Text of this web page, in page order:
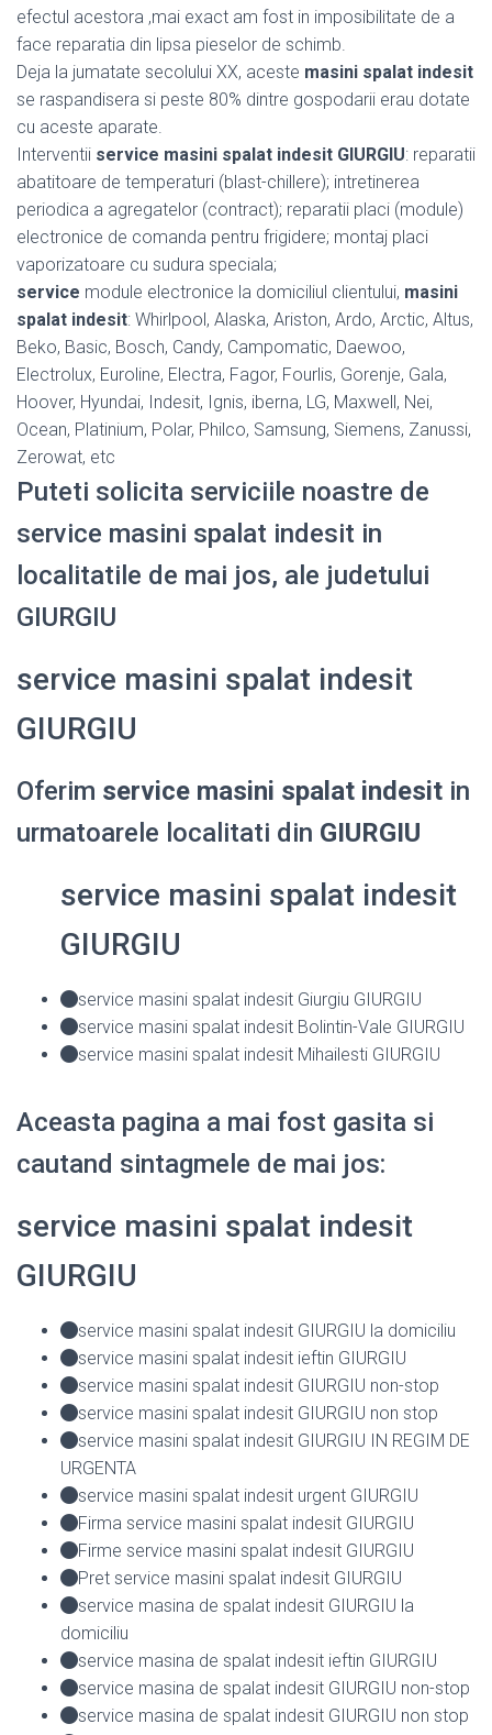
efectul acestora ,mai exact am fost in imposibilitate de a
face reparatia din lipsa pieselor de schimb.
Deja la jumatate secolului XX, aceste masini spalat indesit
se raspandisera si peste 80% dintre gospodarii erau dotate
cu aceste aparate.
Interventii service masini spalat indesit GIURGIU: reparatii
abatitoare de temperaturi (blast-chillere); intretinerea
periodica a agregatelor (contract); reparatii placi (module)
electronice de comanda pentru frigidere; montaj placi
vaporizatoare cu sudura speciala;
service module electronice la domiciliul clientului, masini
spalat indesit: Whirlpool, Alaska, Ariston, Ardo, Arctic, Altus,
Beko, Basic, Bosch, Candy, Campomatic, Daewoo,
Electrolux, Euroline, Electra, Fagor, Fourlis, Gorenje, Gala,
Hoover, Hyundai, Indesit, Ignis, iberna, LG, Maxwell, Nei,
Ocean, Platinium, Polar, Philco, Samsung, Siemens, Zanussi,
Zerowat, etc
Puteti solicita serviciile noastre de
service masini spalat indesit in
localitatile de mai jos, ale judetului
GIURGIU
service masini spalat indesit
GIURGIU
Oferim service masini spalat indesit in
urmatoarele localitati din GIURGIU
service masini spalat indesit
GIURGIU
service masini spalat indesit Giurgiu GIURGIU
service masini spalat indesit Bolintin-Vale GIURGIU
service masini spalat indesit Mihailesti GIURGIU
Aceasta pagina a mai fost gasita si
cautand sintagmele de mai jos:
service masini spalat indesit
GIURGIU
service masini spalat indesit GIURGIU la domiciliu
service masini spalat indesit ieftin GIURGIU
service masini spalat indesit GIURGIU non-stop
service masini spalat indesit GIURGIU non stop
service masini spalat indesit GIURGIU IN REGIM DE
URGENTA
service masini spalat indesit urgent GIURGIU
Firma service masini spalat indesit GIURGIU
Firme service masini spalat indesit GIURGIU
Pret service masini spalat indesit GIURGIU
service masina de spalat indesit GIURGIU la
domiciliu
service masina de spalat indesit ieftin GIURGIU
service masina de spalat indesit GIURGIU non-stop
service masina de spalat indesit GIURGIU non stop